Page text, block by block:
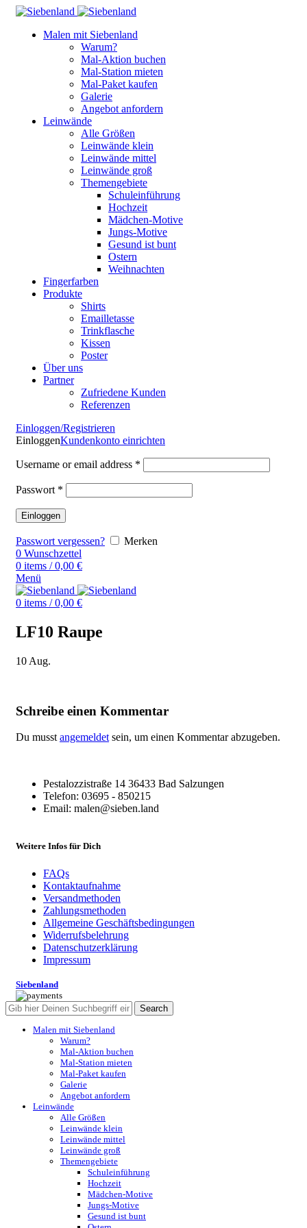
Malen mit Siebenland
Warum?
Mal-Aktion buchen
Mal-Station mieten
Mal-Paket kaufen
Galerie
Angebot anfordern
Leinwände
Alle Größen
Leinwände klein
Leinwände mittel
Leinwände groß
Themengebiete
Schuleinführung
Hochzeit
Mädchen-Motive
Jungs-Motive
Gesund ist bunt
Ostern
Weihnachten
Fingerfarben
Produkte
Shirts
Emailletasse
Trinkflasche
Kissen
Poster
Über uns
Partner
Zufriedene Kunden
Referenzen
Einloggen/Registrieren
EinloggenKundenkonto einrichten
Username or email address *
Passwort *
Einloggen
Passwort vergessen?
Merken
0 Wunschzettel
0 items / 0,00 €
Menü
0 items / 0,00 €
LF10 Raupe
10 Aug.
Schreibe einen Kommentar
Du musst angemeldet sein, um einen Kommentar abzugeben.
Pestalozzistraße 14 36433 Bad Salzungen
Telefon: 03695 - 850215
Email: malen@sieben.land
Weitere Infos für Dich
FAQs
Kontaktaufnahme
Versandmethoden
Zahlungsmethoden
Allgemeine Geschäftsbedingungen
Widerrufsbelehrung
Datenschutzerklärung
Impressum
Siebenland
Search
Malen mit Siebenland
Warum?
Mal-Aktion buchen
Mal-Station mieten
Mal-Paket kaufen
Galerie
Angebot anfordern
Leinwände
Alle Größen
Leinwände klein
Leinwände mittel
Leinwände groß
Themengebiete
Schuleinführung
Hochzeit
Mädchen-Motive
Jungs-Motive
Gesund ist bunt